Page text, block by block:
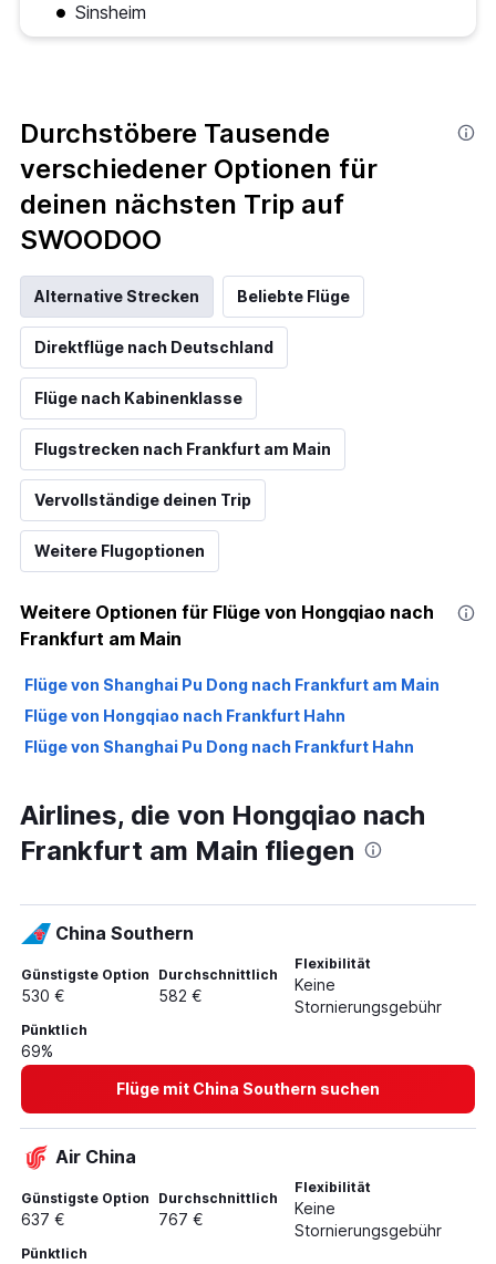
Sinsheim
Durchstöbere Tausende
verschiedener Optionen für
deinen nächsten Trip auf
SWOODOO
Alternative Strecken Beliebte Flüge
Direktflüge nach Deutschland
Flüge nach Kabinenklasse
Flugstrecken nach Frankfurt am Main
Vervollständige deinen Trip
Weitere Flugoptionen
Weitere Optionen für Flüge von Hongqiao nach
Frankfurt am Main
Flüge von Shanghai Pu Dong nach Frankfurt am Main
Flüge von Hongqiao nach Frankfurt Hahn
Flüge von Shanghai Pu Dong nach Frankfurt Hahn
Airlines, die von Hongqiao nach
Frankfurt am Main fliegen
China Southern
Günstigste Option
530 €
Durchschnittlich
582 €
Flexibilität
Keine
Stornierungsgebühr
Pünktlich
69%
Flüge mit China Southern suchen
Air China
Günstigste Option
637 €
Durchschnittlich
767 €
Flexibilität
Keine
Stornierungsgebühr
Pünktlich